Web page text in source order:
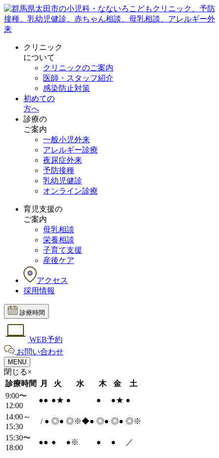
クリニック
について
クリニックのご案内
医師・スタッフ紹介
感染防止対策
初めての
方へ
診療の
ご案内
一般小児外来
アレルギー診療
夜尿症外来
予防接種
乳幼児健診
オンライン診療
育児支援の
ご案内
母乳相談
栄養相談
子育て支援
産後ケア
アクセス
採用情報
診療時間
WEB予約
お問い合わせ
MENU
閉じる×
診療時間
月 火 水 木 金
土
9:00〜
12:00
●● ●★ ● ● ●★ ●
14:00～
15:30
/ ● ◎● ◎※◆● ◎● ◎● ◎※
15:30〜
18:00
●● ● ●※ ● ● ／